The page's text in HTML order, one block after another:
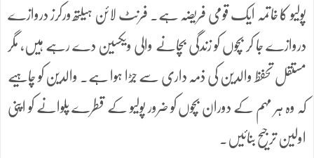
پولیو کا خاتمہ ایک قومی فریضہ ہے۔ فرنٹ لائن ہیلتھ ورکرز دروازے
دروازے جا کر بچوں کو زندگی بچانے والی ویکسین دے رہے ہیں، مگر
مستقل تحفظ والدین کی ذمہ داری سے جُڑا ہوا ہے۔ والدین کو چاہیے
کہ وہ ہر مہم کے دوران بچوں کو ضرور پولیو کے قطرے پلوانے کو اپنی
اولین ترجیح بنائیں۔